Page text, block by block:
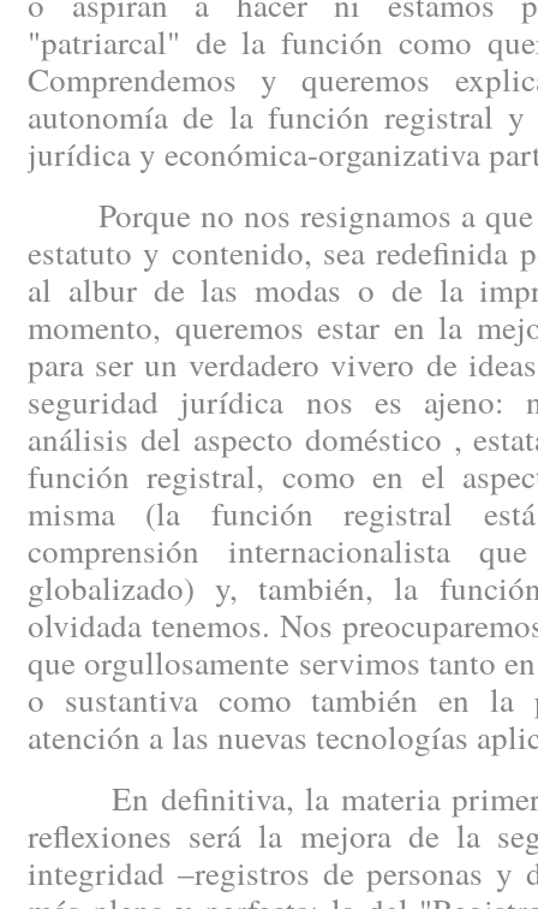
"patriarcal" de la función como
Comprendemos y queremos
autonomía de la función registral y
jurídica y económica-organizativa
Porque no nos resignamos a
estatuto y contenido, sea redefinida
al albur de las modas o de la
momento, queremos estar en la
para ser un verdadero vivero de
seguridad jurídica nos es ajeno:
análisis del aspecto doméstico ,
función registral, como en el
misma (la función registral
comprensión internacionalista
globalizado) y, también, la
olvidada tenemos. Nos
que orgullosamente servimos tanto
o sustantiva como también en la
atención a las nuevas tecnologías
En definitiva, la materia
reflexiones será la mejora de la
integridad –registros de personas y